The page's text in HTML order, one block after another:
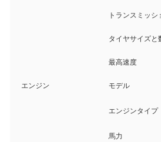
トランスミッシ
タイヤサイズと
最高速度
エンジン モデル
エンジンタイプ
馬力